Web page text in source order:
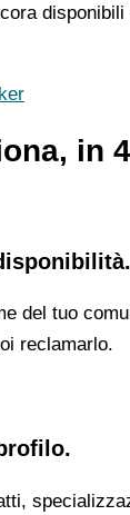
in
del tuo
reclamarlo.